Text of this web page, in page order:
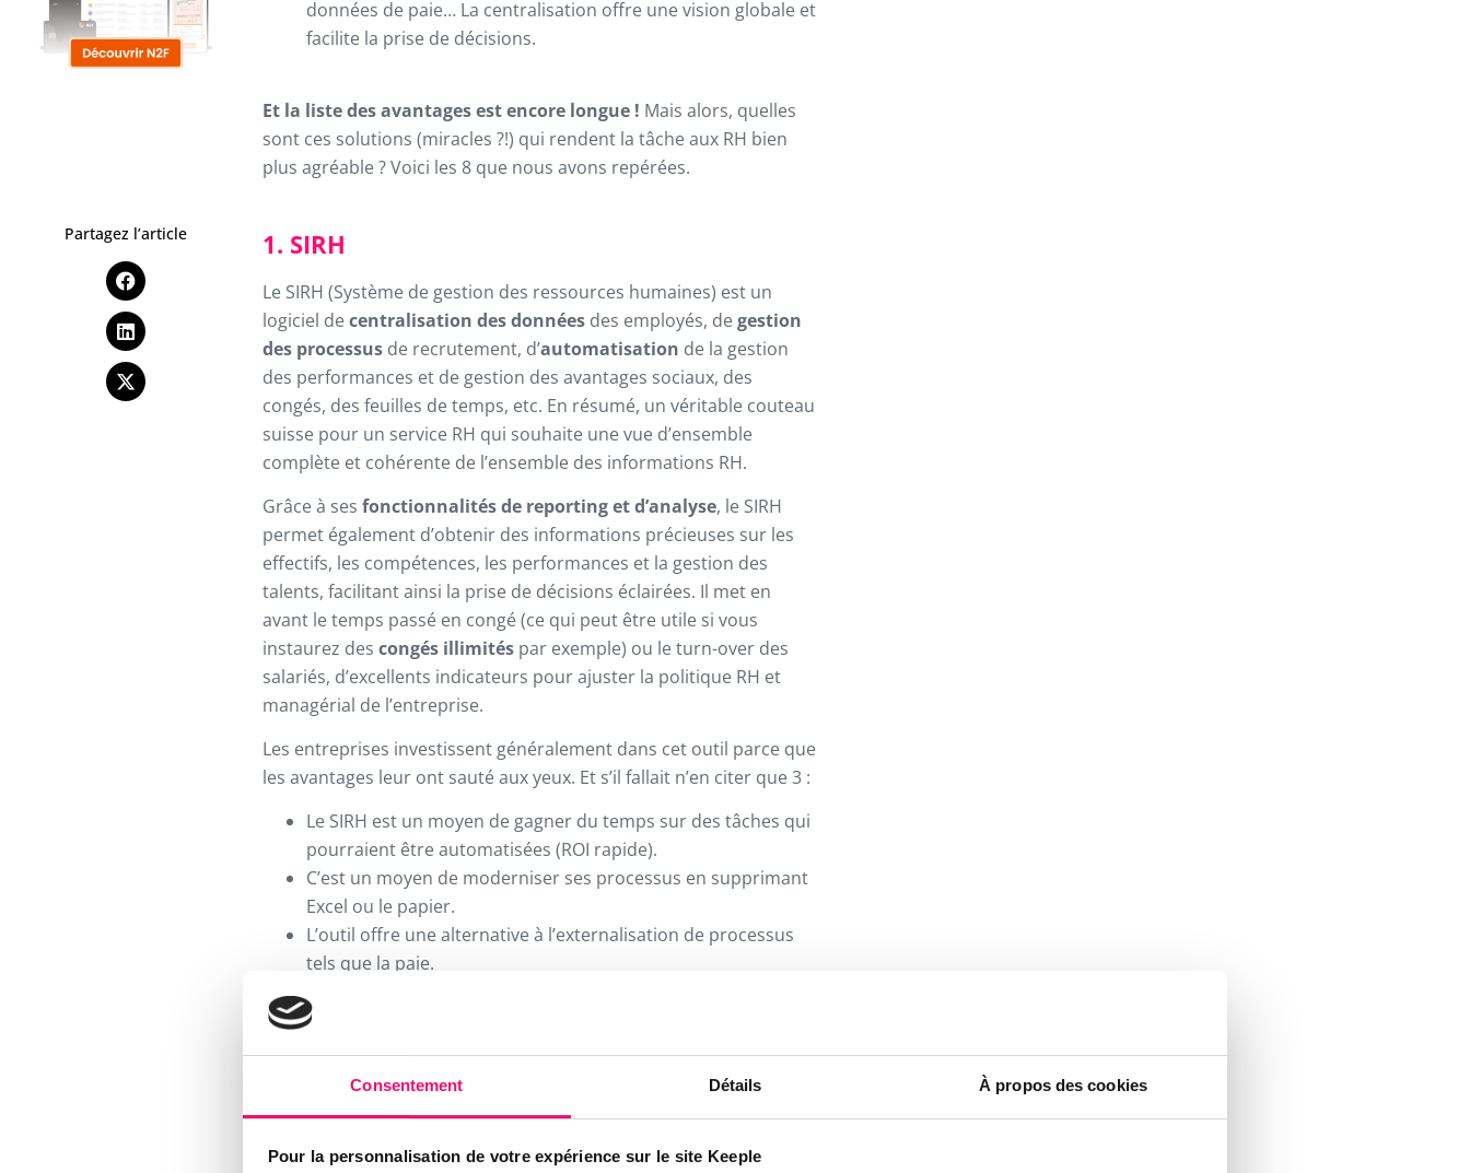
Consentement Détails À propos des cookies
Pour la personnalisation de votre expérience sur le site Keeple
Partagez l’article
données de paie… La centralisation offre une vision globale et
facilite la prise de décisions.
Et la liste des avantages est encore longue ! Mais alors, quelles
sont ces solutions (miracles ?!) qui rendent la tâche aux RH bien
plus agréable ? Voici les 8 que nous avons repérées.
1. SIRH
Le SIRH (Système de gestion des ressources humaines) est un
logiciel decentralisation des donnéesdes employés, degestion
des processusde recrutement, d’automatisation de la gestion
des performances et de gestion des avantages sociaux, des
congés, des feuilles de temps, etc. En résumé, un véritable couteau
suisse pour un service RH qui souhaite une vue d’ensemble
complète et cohérente de l’ensemble des informations RH.
Grâce à ses fonctionnalités de reporting et d’analyse, le SIRH
permet également d’obtenir des informations précieuses sur les
effectifs, les compétences, les performances et la gestion des
talents, facilitant ainsi la prise de décisions éclairées. Il met en
avant le temps passé en congé (ce qui peut être utile si vous
instaurez des congés illimitéspar exemple) ou le turn-over des
salariés, d’excellents indicateurs pour ajuster la politique RH et
managérial de l’entreprise.
Les entreprises investissent généralement dans cet outil parce que
les avantages leur ont sauté aux yeux. Et s’il fallait n’en citer que 3 :
Le SIRH est un moyen de gagner du temps sur des tâches qui
pourraient être automatisées (ROI rapide).
C’est un moyen de moderniser ses processus en supprimant
Excel ou le papier.
L’outil offre une alternative à l’externalisation de processus
tels que la paie.
S’il est plutôt recommandé pour les PME et plus, il peut également
faire l’affaire dans de plus petites structures en phase de
croissance.